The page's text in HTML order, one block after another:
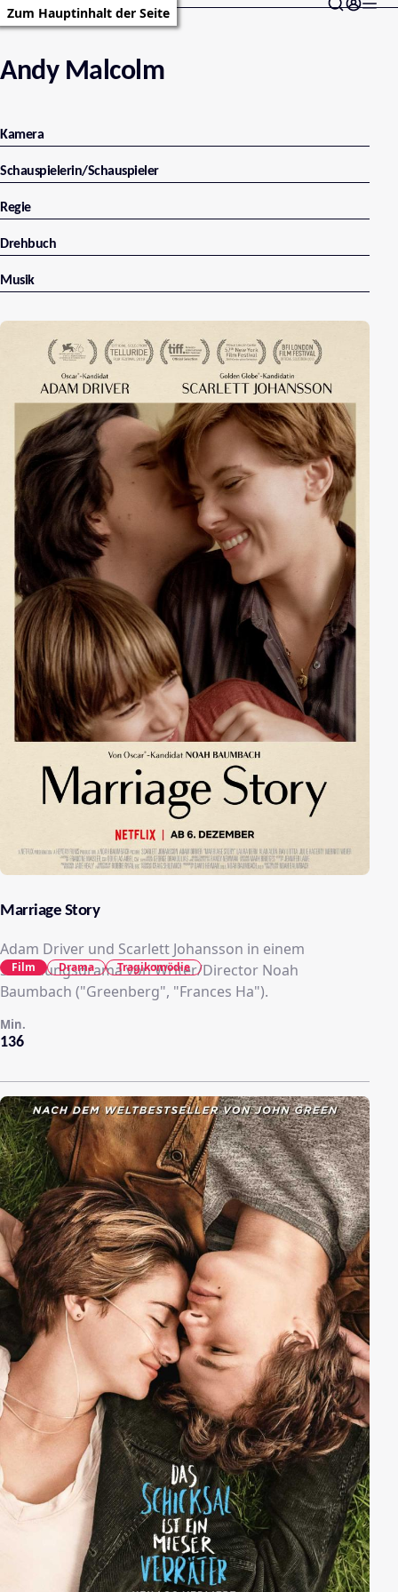
Zum Hauptinhalt der Seite
Andy Malcolm
Kamera
Schauspielerin/Schauspieler
Regie
Drehbuch
Musik
Marriage Story
Adam Driver und Scarlett Johansson in einem
Scheidungsdrama von Writer/Director Noah
Baumbach ("Greenberg", "Frances Ha").
136
Min.
Film Drama Tragikomödie